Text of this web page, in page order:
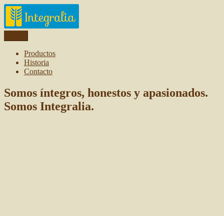
Ir
contenido
Integralia Alimentos
Productos
Historia
Contacto
Somos íntegros, honestos y apasionados.
Somos Integralia.